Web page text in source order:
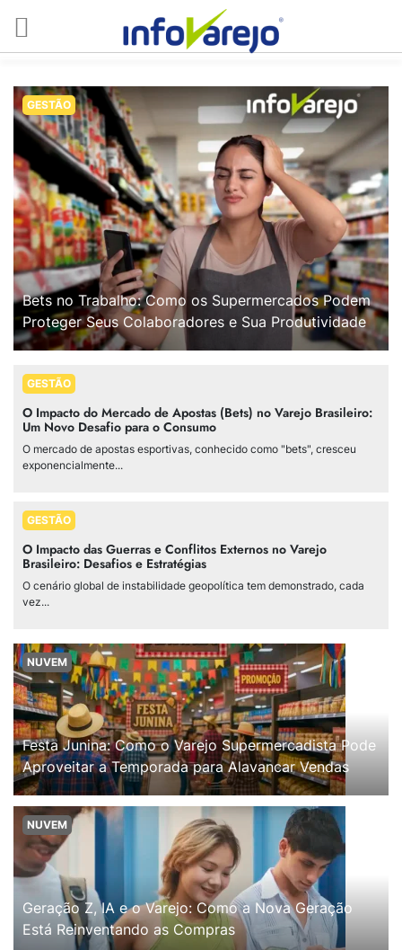
GESTÃO
Bets no Trabalho: Como os Supermercados Podem
Proteger Seus Colaboradores e Sua Produtividade
GESTÃO
O Impacto do Mercado de Apostas (Bets) no Varejo Brasileiro:
Um Novo Desafio para o Consumo
O mercado de apostas esportivas, conhecido como "bets", cresceu
exponencialmente...
GESTÃO
O Impacto das Guerras e Conflitos Externos no Varejo
Brasileiro: Desafios e Estratégias
O cenário global de instabilidade geopolítica tem demonstrado, cada
vez...
NUVEM
Festa Junina: Como o Varejo Supermercadista Pode
Aproveitar a Temporada para Alavancar Vendas
NUVEM
Geração Z, IA e o Varejo: Como a Nova Geração
Está Reinventando as Compras